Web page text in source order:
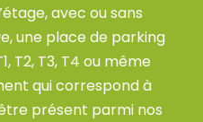
Nous ?
Conseils
avec ou sans
une place de parking
T2, T3, T4 ou même
qui correspond à
présent parmi nos